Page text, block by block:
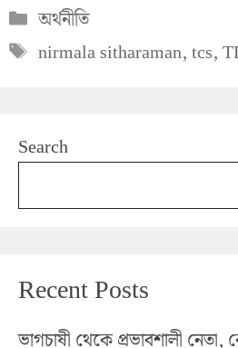
Categories
অর্থনীতি
Tags
nirmala sitharaman,tcs,
Search
Recent Posts
ভাগচাষী থেকে প্রভাবশালী